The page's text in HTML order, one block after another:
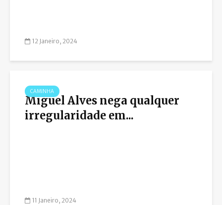
12 Janeiro, 2024
CAMINHA
Miguel Alves nega qualquer
irregularidade em...
11 Janeiro, 2024